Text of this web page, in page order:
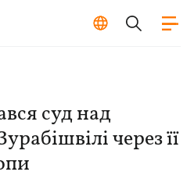
суд над
через її